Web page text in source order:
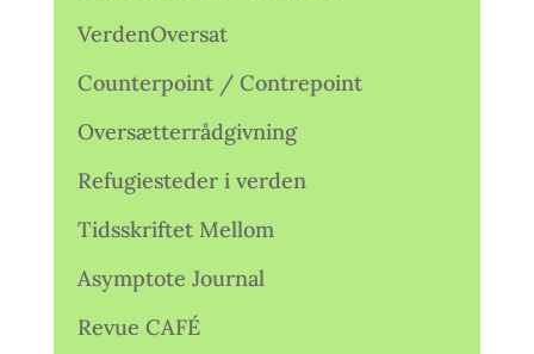
VerdenOversat
Counterpoint / Contrepoint
Oversætterrådgivning
Refugiesteder i verden
Tidsskriftet Mellom
Asymptote Journal
Revue CAFÉ